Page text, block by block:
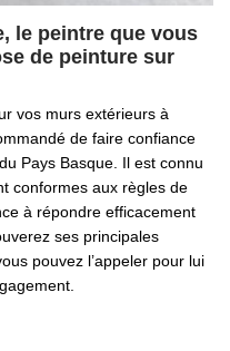
le peintre que vous
de peinture sur
vos murs extérieurs à
de faire confiance
Pays Basque. Il est connu
conformes aux règles de
à répondre efficacement
ses principales
pouvez l’appeler pour lui